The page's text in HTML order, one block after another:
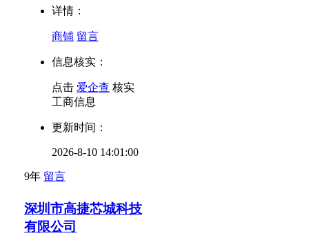
详情：
商铺 留言
信息核实：
点击 爱企查 核实
工商信息
更新时间：
2026-8-10 14:01:00
9年 留言
深圳市高捷芯城科技
有限公司